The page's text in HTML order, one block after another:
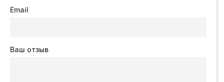
Email
Ваш отзыв